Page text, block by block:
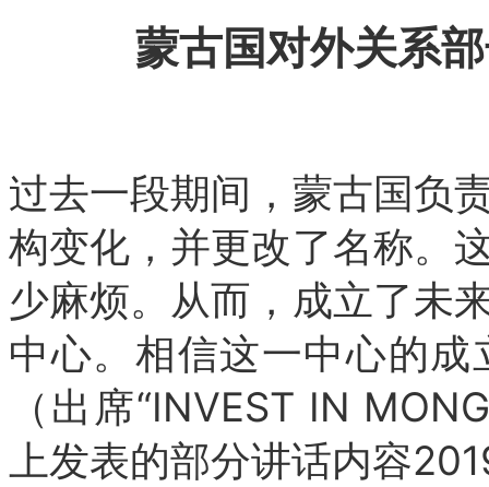
蒙古国对外关系
过去一段期间，蒙古国负
构变化，并更改了名称。
少麻烦。从而，成立了未
中心。相信这一中心的
（出席“INVEST IN
上发表的部分讲话内容